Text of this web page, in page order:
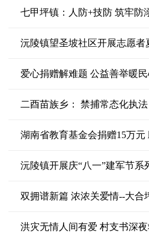
七甲坪镇：人防+技防 筑牢防
沅陵镇望圣坡社区开展志愿者
爱心捐赠解难题 公益善举暖
二酉苗族乡： 禁捕常态化执
湖南省教育基金会捐赠15万
沅陵镇开展庆“八一”建军节系
双拥谱新篇 浓浓关爱情--大合
洪灾无情人间有爱 村支书深